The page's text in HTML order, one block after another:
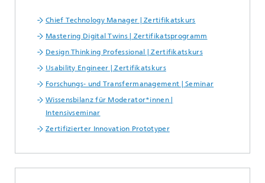
Chief Technology Manager | Zertifikatskurs
Mastering Digital Twins | Zertifikatsprogramm
Design Thinking Professional | Zertifikatskurs
Usability Engineer | Zertifikatskurs
Forschungs- und Transfermanagement | Seminar
Wissensbilanz für Moderator*innen |
Intensivseminar
Zertifizierter Innovation Prototyper